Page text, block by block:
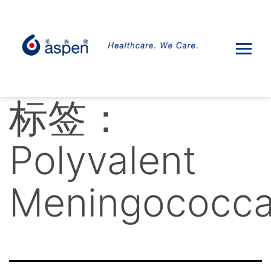
标签：
Polyvalent